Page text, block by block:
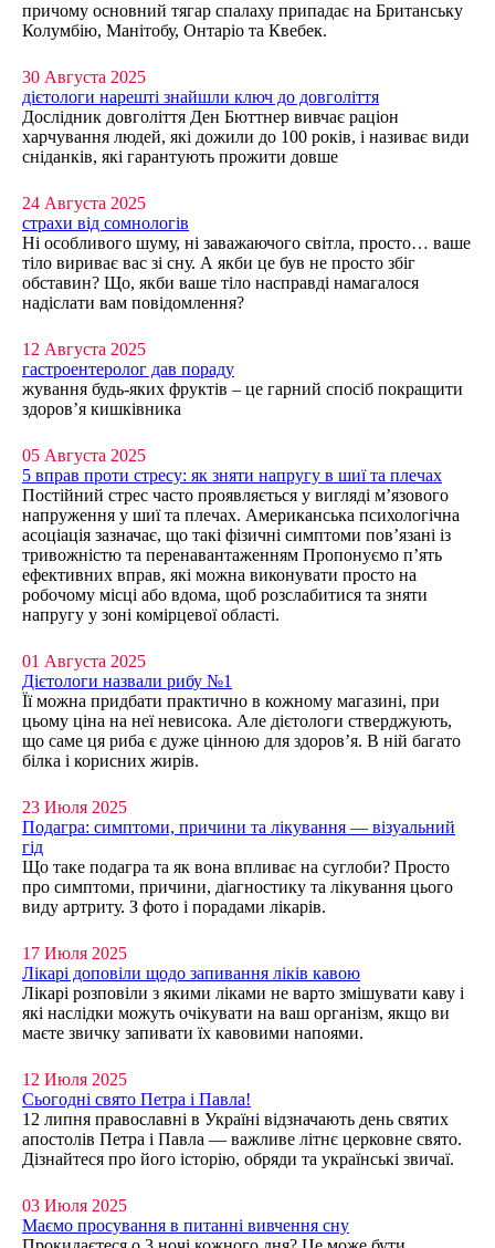
причому основний тягар спалаху припадає на Британську
Колумбію, Манітобу, Онтаріо та Квебек.
30 Августа 2025
дієтологи нарешті знайшли ключ до довголіття
Дослідник довголіття Ден Бюттнер вивчає раціон
харчування людей, які дожили до 100 років, і називає види
сніданків, які гарантують прожити довше
24 Августа 2025
страхи від сомнологів
Ні особливого шуму, ні заважаючого світла, просто… ваше
тіло вириває вас зі сну. А якби це був не просто збіг
обставин? Що, якби ваше тіло насправді намагалося
надіслати вам повідомлення?
12 Августа 2025
гастроентеролог дав пораду
жування будь-яких фруктів – це гарний спосіб покращити
здоров’я кишківника
05 Августа 2025
5 вправ проти стресу: як зняти напругу в шиї та плечах
Постійний стрес часто проявляється у вигляді м’язового
напруження у шиї та плечах. Американська психологічна
асоціація зазначає, що такі фізичні симптоми пов’язані із
тривожністю та перенавантаженням Пропонуємо п’ять
ефективних вправ, які можна виконувати просто на
робочому місці або вдома, щоб розслабитися та зняти
напругу у зоні комірцевої області.
01 Августа 2025
Дієтологи назвали рибу №1
Її можна придбати практично в кожному магазині, при
цьому ціна на неї невисока. Але дієтологи стверджують,
що саме ця риба є дуже цінною для здоров’я. В ній багато
білка і корисних жирів.
23 Июля 2025
Подагра: симптоми, причини та лікування — візуальний
гід
Що таке подагра та як вона впливає на суглоби? Просто
про симптоми, причини, діагностику та лікування цього
виду артриту. З фото і порадами лікарів.
17 Июля 2025
Лікарі доповіли щодо запивання ліків кавою
Лікарі розповіли з якими ліками не варто змішувати каву і
які наслідки можуть очікувати на ваш організм, якщо ви
маєте звичку запивати їх кавовими напоями.
12 Июля 2025
Сьогодні свято Петра і Павла!
12 липня православні в Україні відзначають день святих
апостолів Петра і Павла — важливе літнє церковне свято.
Дізнайтеся про його історію, обряди та українські звичаї.
03 Июля 2025
Маємо просування в питанні вивчення сну